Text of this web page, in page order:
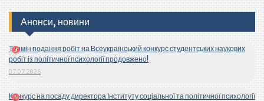
Анонси, новини
Термін подання робіт на Всеукраїнський конкурс студентських наукових
робіт із політичної психології продовжено!
07.07.2026
Конкурс на посаду директора Інституту соціальної та політичної психології